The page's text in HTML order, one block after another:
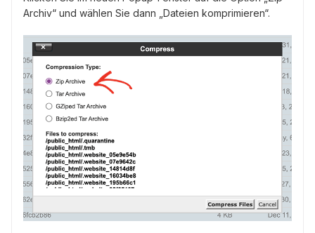
Archiv“ und wählen Sie dann „Dateien komprimieren“.